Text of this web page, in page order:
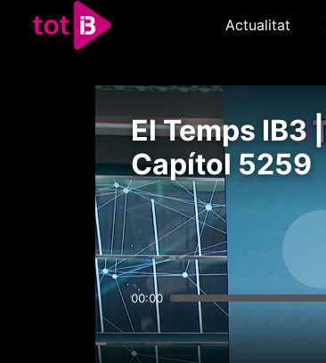
Actualitat
El Temps IB3 |
Capítol 5259
00:00